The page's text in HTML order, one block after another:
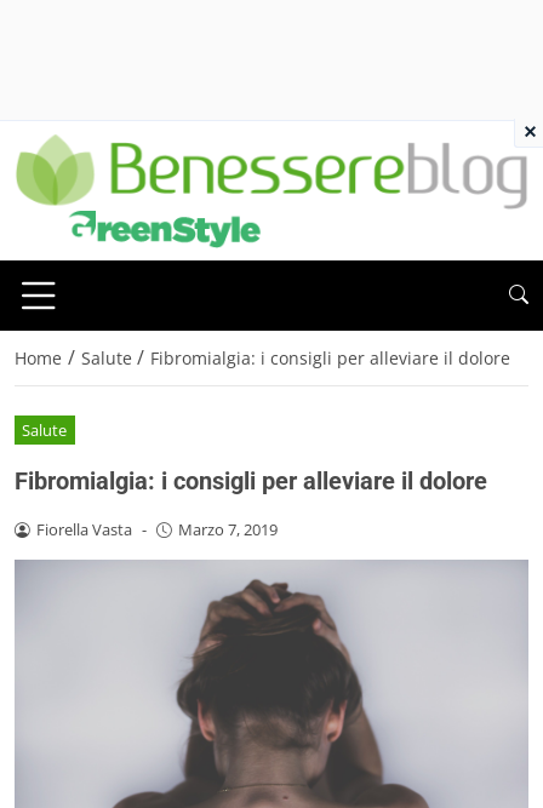
Home / Salute / Fibromialgia: i consigli per alleviare il dolore
Salute
Fibromialgia: i consigli per alleviare il dolore
Fiorella Vasta - Marzo 7, 2019
×